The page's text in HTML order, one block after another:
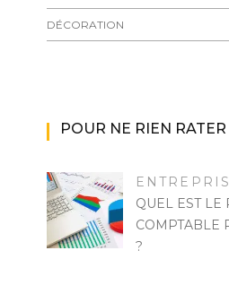
DÉCORATION
POUR NE RIEN RATER
QUEL EST LE
COMPTABLE
?